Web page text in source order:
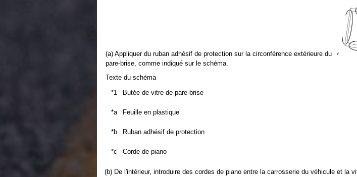
(a) Appliquer du ruban adhésif de protection sur la circonférence extérieure du
pare-brise, comme indiqué sur le schéma.
Texte du schéma
*1
Butée de vitre de pare-brise
*a Feuille en plastique
*b Ruban adhésif de protection
*c Corde de piano
(b) De l'intérieur, introduire des cordes de piano entre la carrosserie du véhicule et la